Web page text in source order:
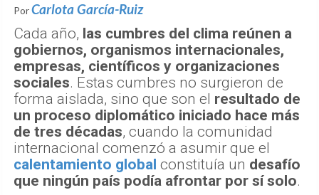
PorCarlota García-Ruiz
Cada año, las cumbres del clima reúnen a
gobiernos, organismos internacionales,
empresas, científicos y organizaciones
sociales. Estas cumbres no surgieron de
forma aislada, sino que son el resultado de
un proceso diplomático iniciado hace más
de tres décadas, cuando la comunidad
internacional comenzó a asumir que el
calentamiento global constituía un desafío
que ningún país podía afrontar por sí solo.